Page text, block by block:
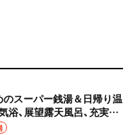
スーパー銭湯＆日帰り温
浴、展望露天風呂、充実の